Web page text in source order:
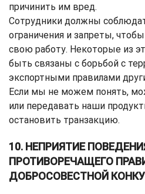
причинить им вред.
Сотрудники должны
ограничения и запреты,
свою работу. Некоторые из
быть связаны с борьбой с
экспортными правилами
Если мы не можем понять,
или передавать наши
остановить транзакцию.
10. НЕПРИЯТИЕ
ПРОТИВОРЕЧАЩЕГО
ДОБРОСОВЕСТНОЙ